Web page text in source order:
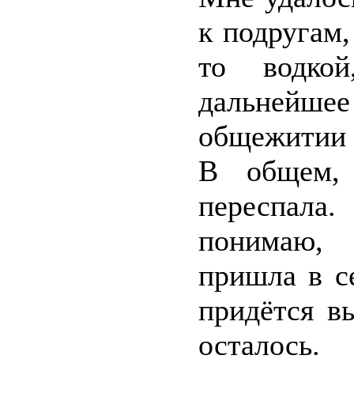
к
то
В
понимаю,
пришла в
придётся
осталось.